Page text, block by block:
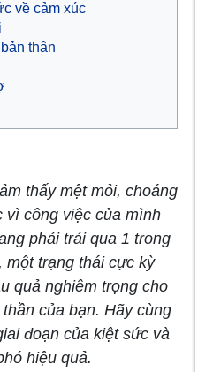
về cảm xúc
thân
thấy mệt mỏi, choáng
vì công việc của mình
phải trải qua 1 trong
một trạng thái cực kỳ
quả nghiêm trọng cho
của bạn. Hãy cùng
đoạn của kiệt sức và
hiệu quả.